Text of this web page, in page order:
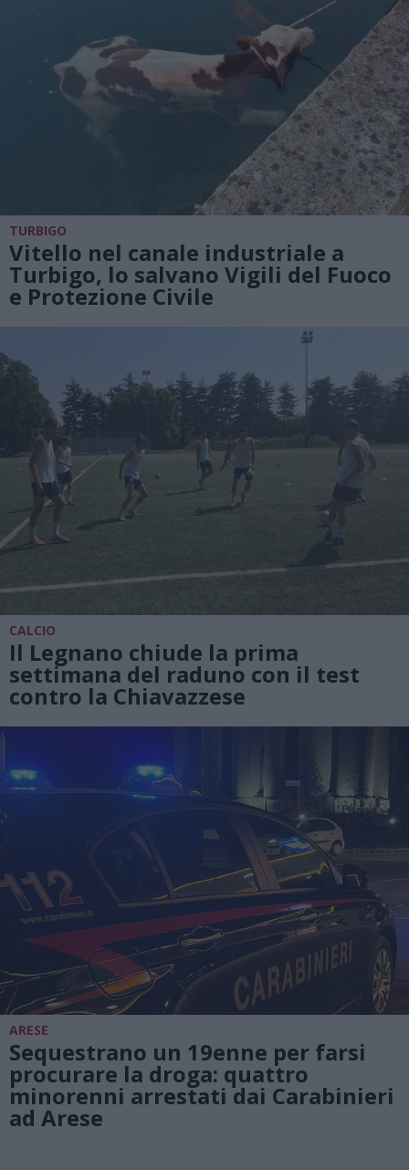
TURBIGO
Vitello nel canale industriale a
Turbigo, lo salvano Vigili del Fuoco
e Protezione Civile
CALCIO
Il Legnano chiude la prima
settimana del raduno con il test
contro la Chiavazzese
ARESE
Sequestrano un 19enne per farsi
procurare la droga: quattro
minorenni arrestati dai Carabinieri
ad Arese